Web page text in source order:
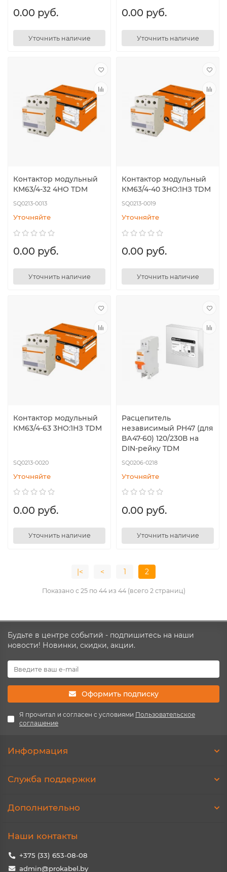
0.00 руб.
Уточнить наличие
0.00 руб.
Уточнить наличие
Контактор модульный
КМ63/4-32 4НО TDM
SQ0213-0013
Уточняйте
0.00 руб.
Уточнить наличие
Контактор модульный
КМ63/4-40 3НО:1НЗ TDM
SQ0213-0019
Уточняйте
0.00 руб.
Уточнить наличие
Контактор модульный
КМ63/4-63 3НО:1НЗ TDM
SQ0213-0020
Уточняйте
0.00 руб.
Уточнить наличие
Расцепитель
независимый РН47 (для
ВА47-60) 120/230В на
DIN-рейку TDM
SQ0206-0218
Уточняйте
0.00 руб.
Уточнить наличие
|< < 1 2
Показано с 25 по 44 из 44 (всего 2 страниц)
Будьте в центре событий - подпишитесь на наши
новости! Новинки, скидки, акции.
Оформить подписку
Я прочитал и согласен с условиями Пользовательское
соглашение
Информация
Служба поддержки
Дополнительно
Наши контакты
+375 (33) 653-08-08
admin@prokabel.by